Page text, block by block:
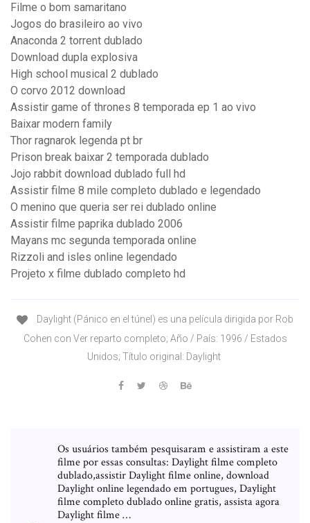
Filme o bom samaritano
Jogos do brasileiro ao vivo
Anaconda 2 torrent dublado
Download dupla explosiva
High school musical 2 dublado
O corvo 2012 download
Assistir game of thrones 8 temporada ep 1 ao vivo
Baixar modern family
Thor ragnarok legenda pt br
Prison break baixar 2 temporada dublado
Jojo rabbit download dublado full hd
Assistir filme 8 mile completo dublado e legendado
O menino que queria ser rei dublado online
Assistir filme paprika dublado 2006
Mayans mc segunda temporada online
Rizzoli and isles online legendado
Projeto x filme dublado completo hd
Daylight (Pánico en el túnel) es una película dirigida por Rob
Cohen con Ver reparto completo; Año / País: 1996 / Estados
Unidos; Título original: Daylight
Os usuários também pesquisaram e assistiram a este
filme por essas consultas: Daylight filme completo
dublado,assistir Daylight filme online, download
Daylight online legendado em portugues, Daylight
filme completo dublado online gratis, assista agora
Daylight filme …